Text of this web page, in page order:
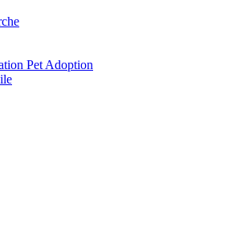
Pet Adoption